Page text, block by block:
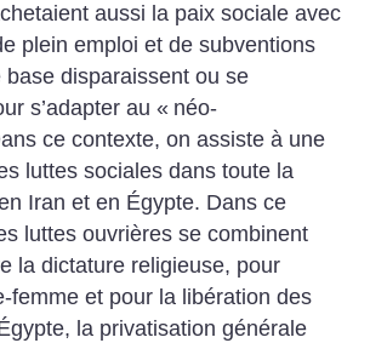
aussi la paix sociale avec
plein emploi et de subventions
disparaissent ou se
s’adapter au « néo-
ce contexte, on assiste à une
luttes sociales dans toute la
Iran et en Égypte. Dans ce
luttes ouvrières se combinent
la dictature religieuse, pour
femme et pour la libération des
la privatisation générale